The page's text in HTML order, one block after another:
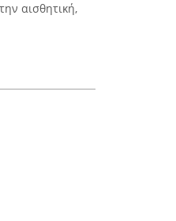
αισθητική,